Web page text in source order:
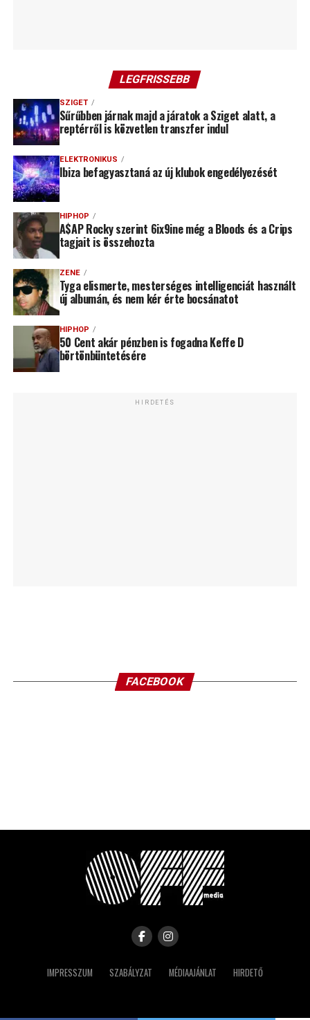
LEGFRISSEBB
SZIGET
Sűrűbben járnak majd a járatok a Sziget alatt, a
reptérről is közvetlen transzfer indul
ELEKTRONIKUS
Ibiza befagyasztaná az új klubok engedélyezését
HIPHOP
A$AP Rocky szerint 6ix9ine még a Bloods és a Crips
tagjait is összehozta
ZENE
Tyga elismerte, mesterséges intelligenciát használt
új albumán, és nem kér érte bocsánatot
HIPHOP
50 Cent akár pénzben is fogadna Keffe D
börtönbüntetésére
HIRDETÉS
FACEBOOK
IMPRESSZUM SZABÁLYZAT MÉDIAAJÁNLAT HIRDETŐ